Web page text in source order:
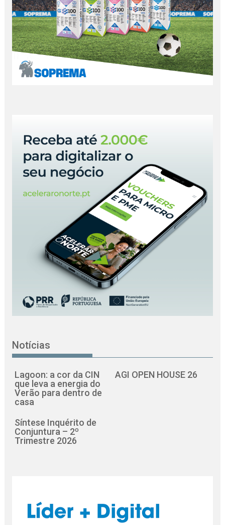
Notícias
Lagoon: a cor da CIN
que leva a energia do
Verão para dentro de
casa
AGI OPEN HOUSE 26
Síntese Inquérito de
Conjuntura – 2º
Trimestre 2026